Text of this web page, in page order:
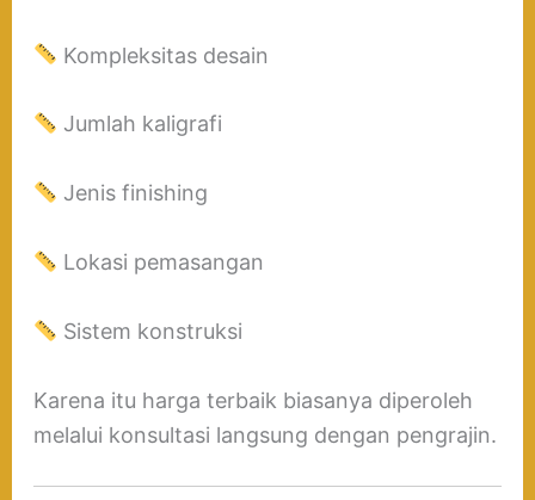
Kompleksitas desain
Jumlah kaligrafi
Jenis finishing
Lokasi pemasangan
Sistem konstruksi
Karena itu harga terbaik biasanya diperoleh
melalui konsultasi langsung dengan pengrajin.